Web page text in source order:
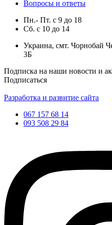
Вопросы и ответы
Пн.- Пт. с 9 до 18
Сб. с 10 до 14
Украина, смт. Чорнобай
3Б
Подписка на наши новости и
Подписаться
Разработка и развитие сайта
067 157 68 14
093 508 29 84